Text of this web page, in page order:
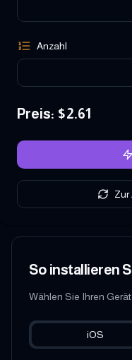
Anzahl
Preis: $2.61
Zur
So installieren
Wählen Sie Ihren
iOS